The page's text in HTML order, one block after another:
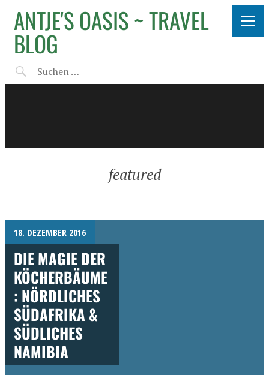
ANTJE'S OASIS ~ TRAVEL
BLOG
featured
18. DEZEMBER 2016
DIE MAGIE DER
KÖCHERBÄUME
: NÖRDLICHES
SÜDAFRIKA &
SÜDLICHES
NAMIBIA